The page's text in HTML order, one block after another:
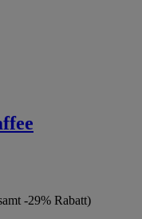
-29% Rabatt)